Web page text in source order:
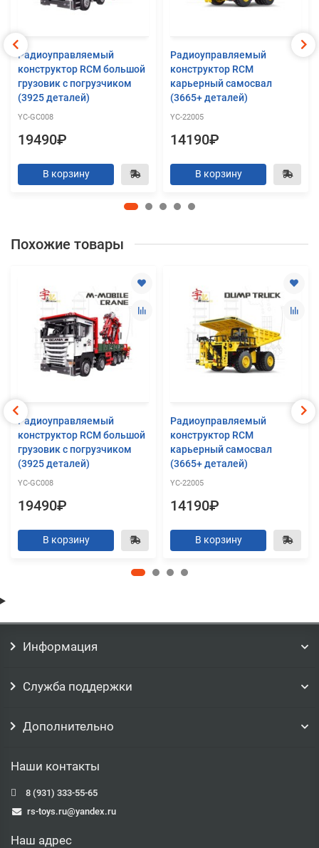
Радиоуправляемый
конструктор RCM большой
грузовик с погрузчиком
(3925 деталей)
YC-GC008
19490₽
В корзину
Радиоуправляемый
конструктор RCM
карьерный самосвал
(3665+ деталей)
YC-22005
14190₽
В корзину
Похожие товары
Радиоуправляемый
конструктор RCM большой
грузовик с погрузчиком
(3925 деталей)
YC-GC008
19490₽
В корзину
Радиоуправляемый
конструктор RCM
карьерный самосвал
(3665+ деталей)
YC-22005
14190₽
В корзину
Информация
Служба поддержки
Дополнительно
Наши контакты
8 (931) 333-55-65
rs-toys.ru@yandex.ru
Наш адрес